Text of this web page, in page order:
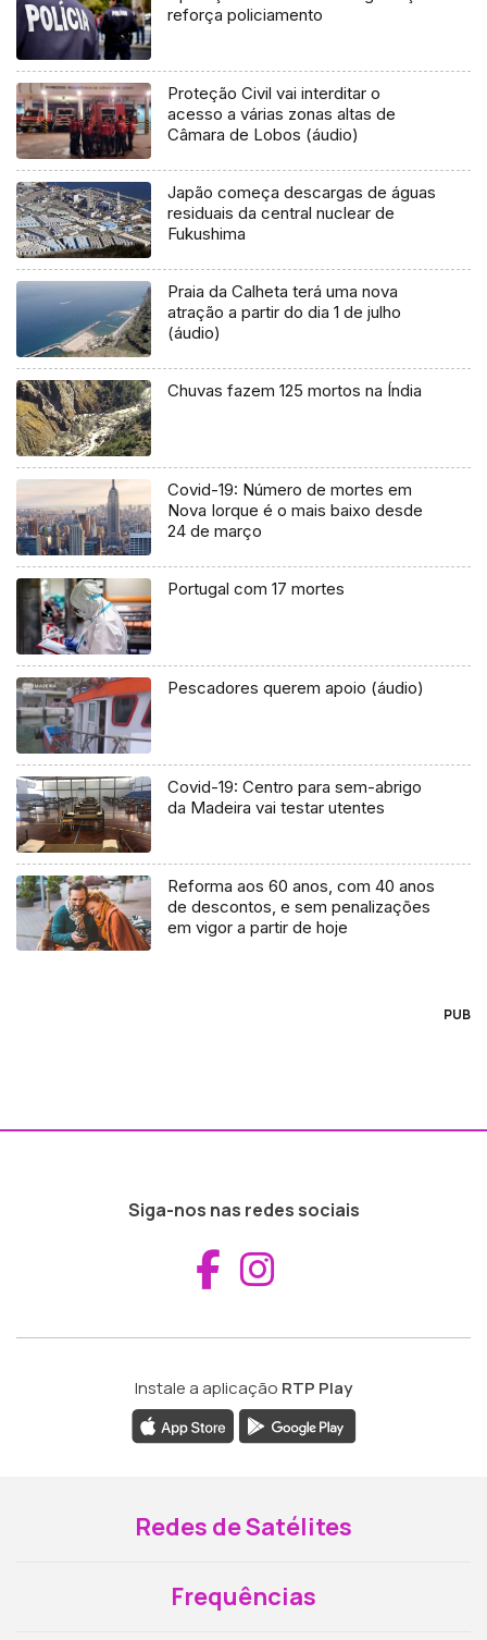
reforça policiamento
Proteção Civil vai interditar o
acesso a várias zonas altas de
Câmara de Lobos (áudio)
Japão começa descargas de águas
residuais da central nuclear de
Fukushima
Praia da Calheta terá uma nova
atração a partir do dia 1 de julho
(áudio)
Chuvas fazem 125 mortos na Índia
Covid-19: Número de mortes em
Nova Iorque é o mais baixo desde
24 de março
Portugal com 17 mortes
Pescadores querem apoio (áudio)
Covid-19: Centro para sem-abrigo
da Madeira vai testar utentes
Reforma aos 60 anos, com 40 anos
de descontos, e sem penalizações
em vigor a partir de hoje
PUB
Siga-nos nas redes sociais
Aceder ao
Instale a aplicação RTP Play
Redes de Satélites
Frequências